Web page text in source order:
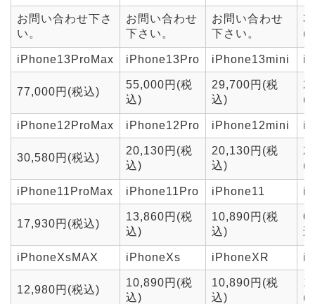
お問い合わせ下さ
い。
お問い合わせ
下さい。
お問い合わせ
下さい。
(
iPhone13ProMax iPhone13Pro iPhone13mini
77,000円(税込)
55,000円(税
込)
29,700円(税
込)
(
iPhone12ProMax iPhone12Pro iPhone12mini
30,580円(税込)
20,130円(税
込)
20,130円(税
込)
(
iPhone11ProMax iPhone11Pro iPhone11
17,930円(税込)
13,860円(税
込)
10,890円(税
込)
iPhoneXsMAX iPhoneXs iPhoneXR
12,980円(税込)
10,890円(税
込)
10,890円(税
込)
(